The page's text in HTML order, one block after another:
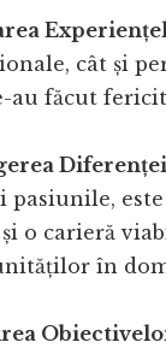
cât și
au făcut
pasiunile,
o carieră
în